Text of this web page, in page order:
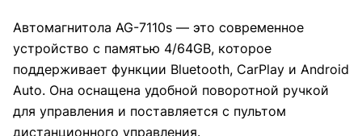
Автомагнитола AG-7110s — это современное
устройство с памятью 4/64GB, которое
поддерживает функции Bluetooth, CarPlay и Android
Auto. Она оснащена удобной поворотной ручкой
для управления и поставляется с пультом
дистанционного управления.